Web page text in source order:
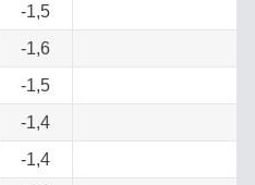
-1,5
-1,6
-1,5
-1,4
-1,4